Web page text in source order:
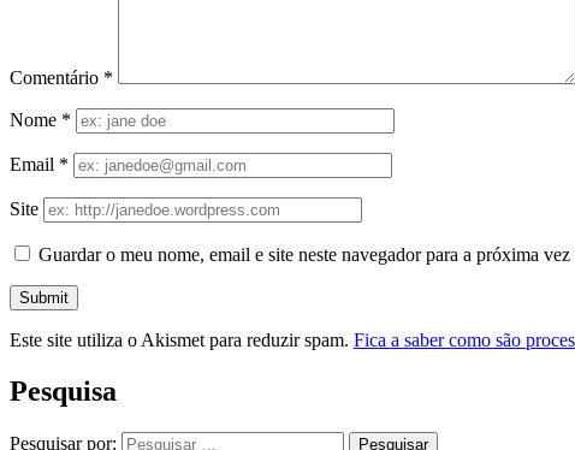
Comentário *
Nome *
Email *
Site
Guardar o meu nome, email e site neste navegador para a próxima vez
Este site utiliza o Akismet para reduzir spam. Fica a saber como são
Pesquisa
Pesquisar por: